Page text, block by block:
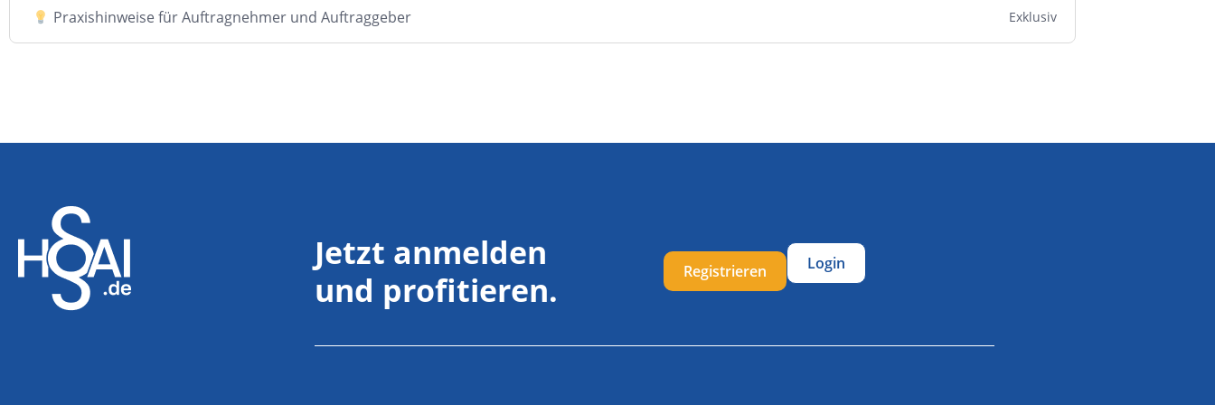
Praxishinweise für Auftragnehmer und Auftraggeber Exklusiv
Jetzt anmelden
und profitieren.
Registrieren Login